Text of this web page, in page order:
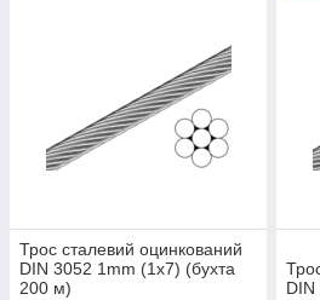
Трос сталевий оцинкований
DIN 3052 1mm (1x7) (бухта
200 м)